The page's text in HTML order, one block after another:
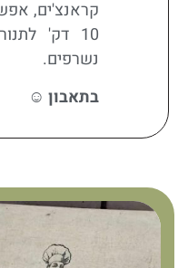
10 דק'
נשרפים.
בתאבון ☺